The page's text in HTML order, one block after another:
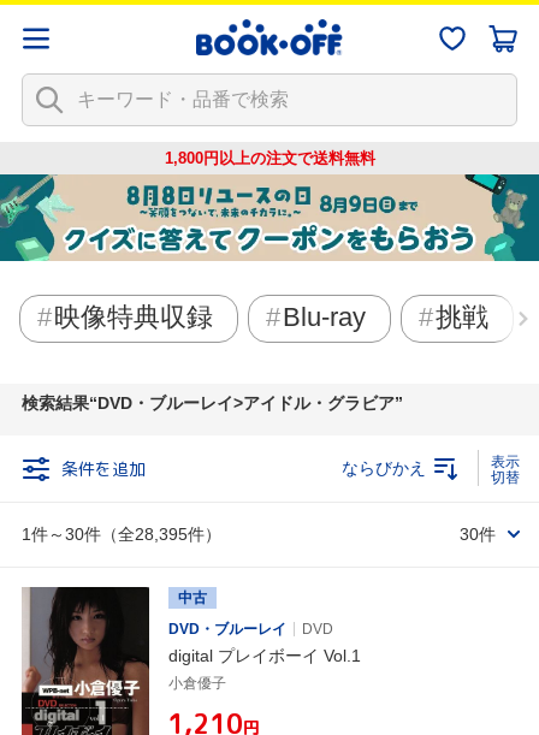
1,800円以上の注文で送料無料
映像特典収録 Blu-ray 挑戦
検索結果 DVD・ブルーレイ>アイドル・グラビア
条件を追加
1件～30件（全28,395件）
ならびかえ
30件
中古
DVD・ブルーレイ
DVD
digital プレイボーイ Vol.1
小倉優子
¥1,210円